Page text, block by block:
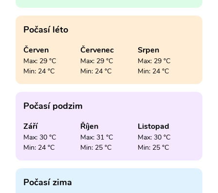
Počasí léto
Červen
Max: 29 °C
Min: 24 °C
Červenec
Max: 29 °C
Min: 24 °C
Srpen
Max: 29 °C
Min: 24 °C
Počasí podzim
Září
Max: 30 °C
Min: 24 °C
Říjen
Max: 31 °C
Min: 25 °C
Listopad
Max: 30 °C
Min: 25 °C
Počasí zima